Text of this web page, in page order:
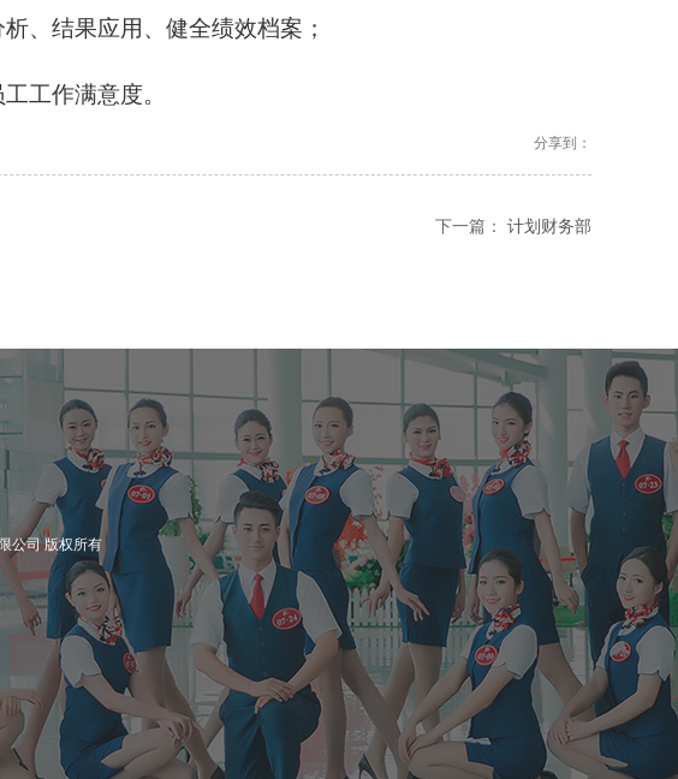
、结果应用、健全绩效档案；
工作满意度。
分享到：
下一篇： 计划财务部
公司 版权所有